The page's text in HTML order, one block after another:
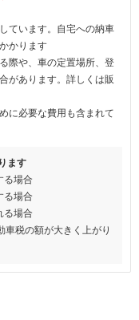
ています。自宅への納車
かります
際や、車の定置場所、登
があります。詳しくは販
に必要な費用も含まれて
ます
る場合
る場合
る場合
車税の額が大きく上がり